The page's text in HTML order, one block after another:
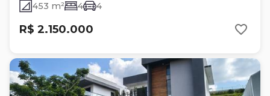
453 m² 4 4
R$ 2.150.000